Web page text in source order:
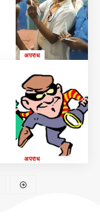
अपराध
अपराध